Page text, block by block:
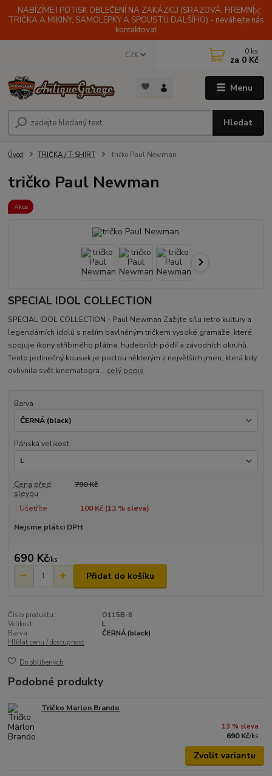
NABÍZÍME I POTISK OBLEČENÍ NA ZAKÁZKU (SRAZOVÁ, FIREMNÍ
TRIČKA A MIKINY, SAMOLEPKY A SPOUSTU DALŠÍHO) - neváhejte nás
kontaktovat
Menu
CZK
Hledat
0 ks
za 0 Kč
Úvod TRIČKA / T-SHIRT tričko Paul Newman
tričko Paul Newman
Akce
SPECIAL IDOL COLLECTION
SPECIAL IDOL COLLECTION - Paul Newman Zažijte sílu retro kultury a
legendárních idolů s naším bavlněným tričkem vysoké gramáže, které
spojuje ikony stříbrného plátna, hudebních pódií a závodních okruhů.
Tento jedinečný kousek je poctou některým z největších jmen, která kdy
ovlivnila svět kinematogra... celý popis
Barva
Pánská velikost
Cena před
slevou
790 Kč
Ušetříte 100 Kč (13% sleva)
Nejsme plátci DPH
690 Kč/ks
Přidat do košíku
Číslo produktu:
O115B-8
Velikost:
L
Barva:
ČERNÁ (black)
Hlídat cenu / dostupnost
Do oblíbených
Podobné produkty
Tričko Marlon Brando
13 % sleva
690 Kč/ks
Zvolit variantu